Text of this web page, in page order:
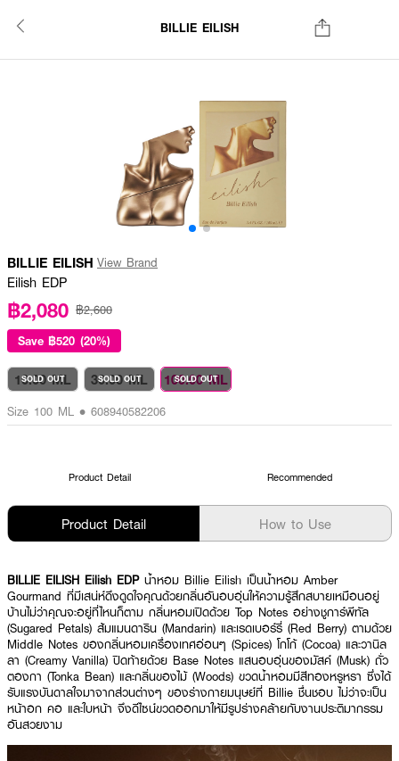
BILLIE EILISH
BILLIE EILISH View Brand
Eilish EDP
฿2,080 ฿2,600
Save ฿520 (20%)
10.00 ML
SOLD OUT 30.00 ML
SOLD OUT 100.00 ML
SOLD OUT
Size 100 ML • 608940582206
Product Detail Recommended
Product Detail How to Use
BILLIE EILISH Eilish EDP น้ำหอม Billie Eilish เป็นน้ำหอม Amber
Gourmand ที่มีเสน่ห์ดึงดูดใจคุณด้วยกลิ่นอันอบอุ่นให้ความรู้สึกสบายเหมือนอยู่
บ้านไม่ว่าคุณจะอยู่ที่ไหนก็ตาม กลิ่นหอมเปิดด้วย Top Notes อย่างชูการ์พีทัล
(Sugared Petals) ส้มแมนดาริน (Mandarin) และเรดเบอร์รี่ (Red Berry) ตามด้วย
Middle Notes ของกลิ่นหอมเครื่องเทศอ่อนๆ (Spices) โกโก้ (Cocoa) และวานิล
ลา (Creamy Vanilla) ปิดท้ายด้วย Base Notes แสนอบอุ่นของมัสค์ (Musk) ถั่ว
ตองกา (Tonka Bean) และกลิ่นของไม้ (Woods) ขวดน้ำหอมมีสีทองหรูหรา ซึ่งได้
รับแรงบันดาลใจมาจากส่วนต่างๆ ของร่างกายมนุษย์ที่ Billie ชื่นชอบ ไม่ว่าจะเป็น
หน้าอก คอ และใบหน้า จึงดีไซน์ขวดออกมาให้มีรูปร่างคล้ายกับงานประติมากรรม
อันสวยงาม